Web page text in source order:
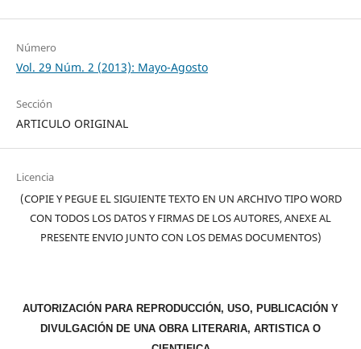
Número
Vol. 29 Núm. 2 (2013): Mayo-Agosto
Sección
ARTICULO ORIGINAL
Licencia
(COPIE Y PEGUE EL SIGUIENTE TEXTO EN UN ARCHIVO TIPO WORD
CON TODOS LOS DATOS Y FIRMAS DE LOS AUTORES, ANEXE AL
PRESENTE ENVIO JUNTO CON LOS DEMAS DOCUMENTOS)
AUTORIZACIÓN PARA REPRODUCCIÓN, USO, PUBLICACIÓN Y
DIVULGACIÓN DE UNA OBRA LITERARIA, ARTISTICA O